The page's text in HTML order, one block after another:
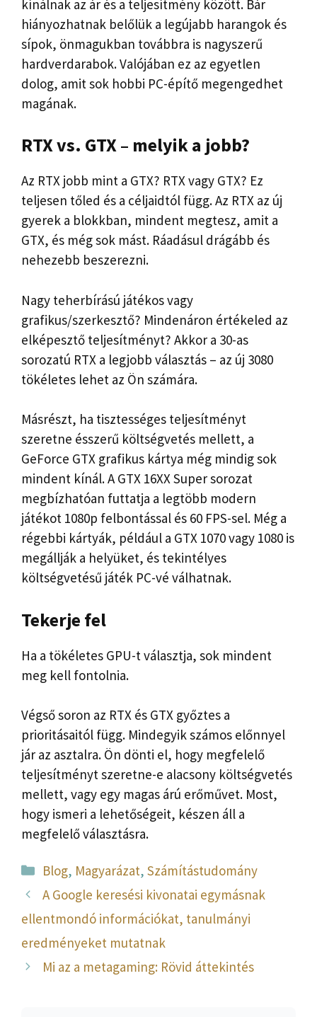
kínálnak az ár és a teljesítmény között. Bár
hiányozhatnak belőlük a legújabb harangok és
sípok, önmagukban továbbra is nagyszerű
hardverdarabok. Valójában ez az egyetlen
dolog, amit sok hobbi PC-építő megengedhet
magának.
RTX vs. GTX – melyik a jobb?
Az RTX jobb mint a GTX? RTX vagy GTX? Ez
teljesen tőled és a céljaidtól függ. Az RTX az új
gyerek a blokkban, mindent megtesz, amit a
GTX, és még sok mást. Ráadásul drágább és
nehezebb beszerezni.
Nagy teherbírású játékos vagy
grafikus/szerkesztő? Mindenáron értékeled az
elképesztő teljesítményt? Akkor a 30-as
sorozatú RTX a legjobb választás – az új 3080
tökéletes lehet az Ön számára.
Másrészt, ha tisztességes teljesítményt
szeretne ésszerű költségvetés mellett, a
GeForce GTX grafikus kártya még mindig sok
mindent kínál. A GTX 16XX Super sorozat
megbízhatóan futtatja a legtöbb modern
játékot 1080p felbontással és 60 FPS-sel. Még a
régebbi kártyák, például a GTX 1070 vagy 1080 is
megállják a helyüket, és tekintélyes
költségvetésű játék PC-vé válhatnak.
Tekerje fel
Ha a tökéletes GPU-t választja, sok mindent
meg kell fontolnia.
Végső soron az RTX és GTX győztes a
prioritásaitól függ. Mindegyik számos előnnyel
jár az asztalra. Ön dönti el, hogy megfelelő
teljesítményt szeretne-e alacsony költségvetés
mellett, vagy egy magas árú erőművet. Most,
hogy ismeri a lehetőségeit, készen áll a
megfelelő választásra.
Kategória
Blog, Magyarázat,Számítástudomány
A Google keresési kivonatai egymásnak
ellentmondó információkat, tanulmányi
eredményeket mutatnak
Mi az a metagaming: Rövid áttekintés